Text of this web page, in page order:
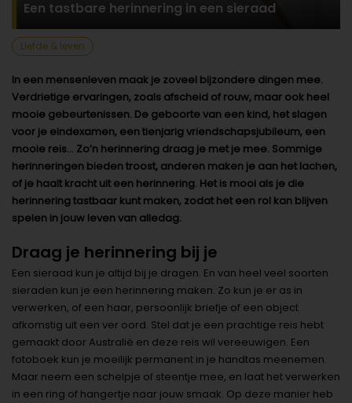
Een tastbare herinnering in een sieraad
Liefde & leven
In een mensenleven maak je zoveel bijzondere dingen mee.
Verdrietige ervaringen, zoals afscheid of rouw, maar ook heel
mooie gebeurtenissen. De geboorte van een kind, het slagen
voor je eindexamen, een tienjarig vriendschapsjubileum, een
mooie reis… Zo’n herinnering draag je met je mee. Sommige
herinneringen bieden troost, anderen maken je aan het lachen,
of je haalt kracht uit een herinnering. Het is mooi als je die
herinnering tastbaar kunt maken, zodat het een rol kan blijven
spelen in jouw leven van alledag.
Draag je herinnering bij je
Een sieraad kun je altijd bij je dragen. En van heel veel soorten
sieraden kun je een herinnering maken. Zo kun je er as in
verwerken, of een haar, persoonlijk briefje of een object
afkomstig uit een ver oord. Stel dat je een prachtige reis hebt
gemaakt door Australië en deze reis wil vereeuwigen. Een
fotoboek kun je moeilijk permanent in je handtas meenemen.
Maar neem een schelpje of steentje mee, en laat het verwerken
in een ring of hangertje naar jouw smaak. Op deze manier heb